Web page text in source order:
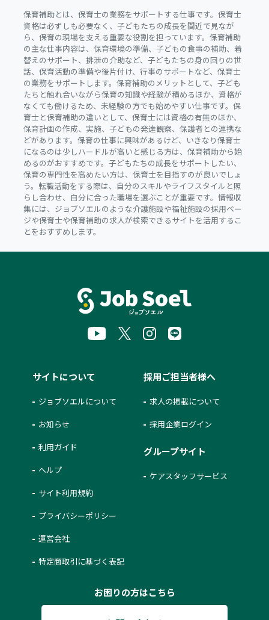
保育補助とは、保育士の業務をサポートする仕事です。保育士
資格は必ずしも必要なく、子どもたちの成長を間近で見なが
ら、保育の現場を支える重要な役割を担っています。保育補助
の主な仕事内容は、保育環境の準備、子どもの食事の補助、着
替えのサポート、排泄の介助など、子どもたちの身の回りの世
話、保育活動の準備や後片付け、行事のサポートなど、保育士
の業務をサポートします。保育補助のメリットとして、子ども
たちと触れ合いながら保育の知識や経験が積めるほか、資格が
なくても働けるため、未経験の方でも始めやすい仕事です。保
育士と保育補助の違いとして、保育士には資格の有無のほか、
保育計画の作成、実施、子どもの発達観察、保護者との連携な
どがあります。保育の仕事に興味があるけど、いきなり保育士
になるのは少しハードルが高いと感じる方は、保育補助から始
めるのがおすすめです。子どもたちの成長をサポートしたい、
保育の専門性を高めたい方は、保育士を目指すのが良いでしょ
う。転職活動をする際は、自分のスキルやライフスタイルと照
らし合わせ、自分に合った職場を選ぶことが重要です。情報収
集には、ジョブソエルのような介護施設や福祉施設の採用ペー
ジや保育士や保育補助の求人が検索できるサイトを活用するこ
とをおすすめします。
サイトについて
ジョブソエルについて
お知らせ
利用ガイド
ヘルプ
サイト利用規約
プライバシーポリシー
運営会社
特定商取引に基づく表記
採用ご担当者様へ
求人の掲載について
採用企業ログイン
グループサイト
ケアスタッフサービス
お困りの方はこちら